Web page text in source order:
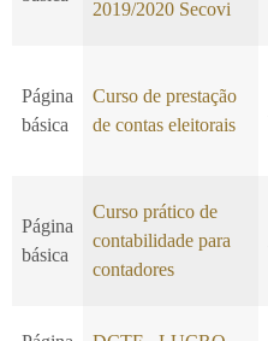
2019/2020 Secovi
Página
básica
Curso de prestação
de contas eleitorais
Página
básica
Curso prático de
contabilidade para
contadores